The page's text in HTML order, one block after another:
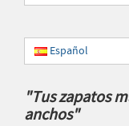
Español
"Tus zapatos
anchos"